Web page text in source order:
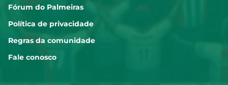
Fórum do Palmeiras
Política de privacidade
Regras da comunidade
Fale conosco